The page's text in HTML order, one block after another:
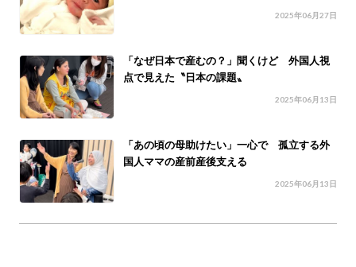
2025年06月27日
「なぜ日本で産むの？」聞くけど 外国人視
点で見えた〝日本の課題〟
2025年06月13日
「あの頃の母助けたい」一心で 孤立する外
国人ママの産前産後支える
2025年06月13日